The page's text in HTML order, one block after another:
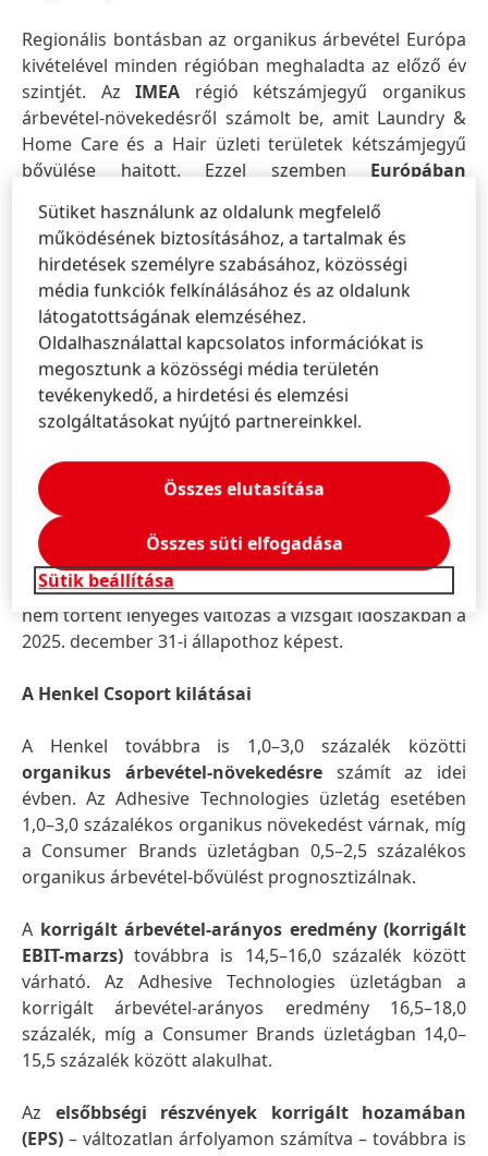
Regionális bontásban az organikus árbevétel Európa
kivételével minden régióban meghaladta az előző év
szintjét. Az IMEA régió kétszámjegyű organikus
árbevétel-növekedésről számolt be, amit Laundry &
Home Care és a Hair üzleti területek kétszámjegyű
bővülése hajtott. Ezzel szemben Európában
Home Care üzleti terület gyengébb teljesítménye
miatt, miközben a Hair terület árbevétele pozitívan
alakult.Észak-Amerikajó organikus növekedést ért
el, főként a Hair terület nagyon erős bővülésének
köszönhetően. Azázsiai–csendes-óceáni
rendkívül erőteljes növekedést mutatott a Hair üzleti
terület kétszámjegyű bővüléséből eredően.
Amerikajó organikus árbevétel-növekedést ért el,
ami a Laundry & Home Care és a Hair üzleti területek
fejlődésével magyarázható.
A Csoport nettó eszközállománya és pénzügyi
helyzete
A Csoport nettó eszközeiben és pénzügyi helyzetében
nem történt lényeges változás a vizsgált időszakban a
2025. december 31-i állapothoz képest.
A Henkel Csoport kilátásai
A Henkel továbbra is 1,0–3,0 százalék közötti
organikus árbevétel-növekedésre számít az idei
évben. Az Adhesive Technologies üzletág esetében
1,0–3,0 százalékos organikus növekedést várnak, míg
a Consumer Brands üzletágban 0,5–2,5 százalékos
organikus árbevétel-bővülést prognosztizálnak.
A korrigált árbevétel-arányos eredmény (korrigált
EBIT-marzs) továbbra is 14,5–16,0 százalék között
várható. Az Adhesive Technologies üzletágban a
korrigált árbevétel-arányos eredmény 16,5–18,0
százalék, míg a Consumer Brands üzletágban 14,0–
15,5 százalék között alakulhat.
Az elsőbbségi részvények korrigált hozamában
(EPS) – változatlan árfolyamon számítva – továbbra is
Sütiket használunk az oldalunk megfelelő
működésének biztosításához, a tartalmak és
hirdetések személyre szabásához, közösségi
média funkciók felkínálásához és az oldalunk
látogatottságának elemzéséhez.
Oldalhasználattal kapcsolatos információkat is
megosztunk a közösségi média területén
tevékenykedő, a hirdetési és elemzési
szolgáltatásokat nyújtó partnereinkkel.
Sütik beállítása
Összes elutasítása
Összes süti elfogadása